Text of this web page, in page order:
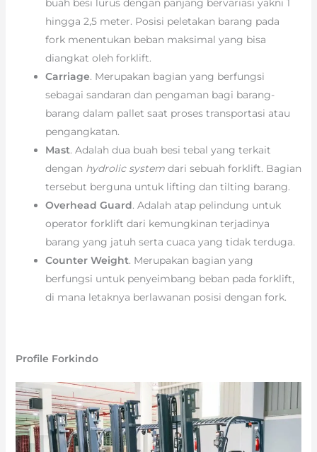
hingga 2,5 meter. Posisi peletakan barang pada
fork menentukan beban maksimal yang bisa
diangkat oleh forklift.
Carriage. Merupakan bagian yang berfungsi
sebagai sandaran dan pengaman bagi barang-
barang dalam pallet saat proses transportasi atau
pengangkatan.
Mast. Adalah dua buah besi tebal yang terkait
dengan hydrolic systemdari sebuah forklift. Bagian
tersebut berguna untuk lifting dan tilting barang.
Overhead Guard. Adalah atap pelindung untuk
operator forklift dari kemungkinan terjadinya
barang yang jatuh serta cuaca yang tidak terduga.
Counter Weight. Merupakan bagian yang
berfungsi untuk penyeimbang beban pada forklift,
di mana letaknya berlawanan posisi dengan fork.
Profile Forkindo